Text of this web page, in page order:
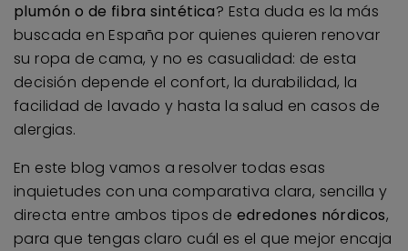
plumón o de fibra sintética? Esta duda es la más
buscada en España por quienes quieren renovar
su ropa de cama, y no es casualidad: de esta
decisión depende el confort, la durabilidad, la
facilidad de lavado y hasta la salud en casos de
alergias.
En este blog vamos a resolver todas esas
inquietudes con una comparativa clara, sencilla y
directa entre ambos tipos de edredones nórdicos,
para que tengas claro cuál es el que mejor encaja